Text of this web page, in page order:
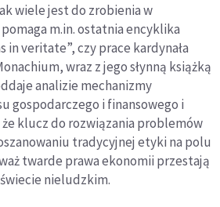
wiele jest do zrobienia w
m.in. ostatnia encyklika
in veritate”, czy prace kardynała
wraz z jego słynną książką
analizie mechanizmy
gospodarczego i finansowego i
klucz do rozwiązania problemów
tradycyjnej etyki na polu
twarde prawa ekonomii przestają
nieludzkim.